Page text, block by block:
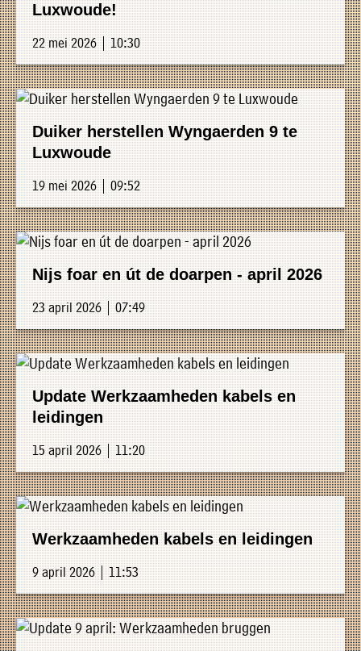
Luxwoude!
22 mei 2026 | 10:30
Duiker herstellen Wyngaerden 9 te
Luxwoude
19 mei 2026 | 09:52
Nijs foar en út de doarpen - april 2026
23 april 2026 | 07:49
Update Werkzaamheden kabels en
leidingen
15 april 2026 | 11:20
Werkzaamheden kabels en leidingen
9 april 2026 | 11:53